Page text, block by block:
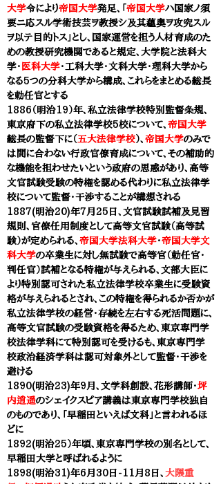
大学令により帝国大学発足、「 帝国大学ハ国家ノ須
要ニ応スル学術技芸ヲ教授シ及其蘊奥ヲ攻究スル
ヲ以テ目的トス」とし、国家運営を担う人材育成のた
めの教授研究機関であると規定、大学院と法科大
学・ 医科大学・工科大学・文科大学・理科大学から
なる5つの分科大学から構成、これらをまとめる総長
を勅任官とする
1886（明治19）年、私立法律学校特別監督条規、
東京府下の私立法律学校5校について、 帝国大学
総長の監督下に（ 五大法律学校）、 帝国大学のみで
は間に合わない行政官僚育成について、その補助的
な機能を担わせたいという政府の思惑があり、高等
文官試験受験の特権を認める代わりに私立法律学
校について監督・干渉することが構想される
1887(明治20)年7月25日、文官試験試補及見習
規則、官僚任用制度として高等文官試験（高等試
験）が定められる、 帝国大学法科大学・帝国大学文
科大学の卒業生に対し無試験で高等官（勅任官・
判任官）試補となる特権が与えられる、 文部大臣に
より特別認可された私立法律学校卒業生に受験資
格が与えられるとされ、 この特権を得られるか否かが
私立法律学校の経営・存続を左右する死活問題に、
高等文官試験の受験資格を得るため、 東京専門学
校法律学科にて特別認可を受けるも、 東京専門学
校政治経済学科は認可対象外として監督・干渉を
避ける
1890(明治23)年9月、文学科創設、花形講師・坪
内逍遥のシェイクスピア講義は東京専門学校独自
のものであり、「早稲田といえば文科」と言われるほ
どに
1892(明治25）年頃、 東京専門学校の別名として、
早稲田大学と呼ばれるように
1898(明治31)年6月30日-11月8日、 大隈重